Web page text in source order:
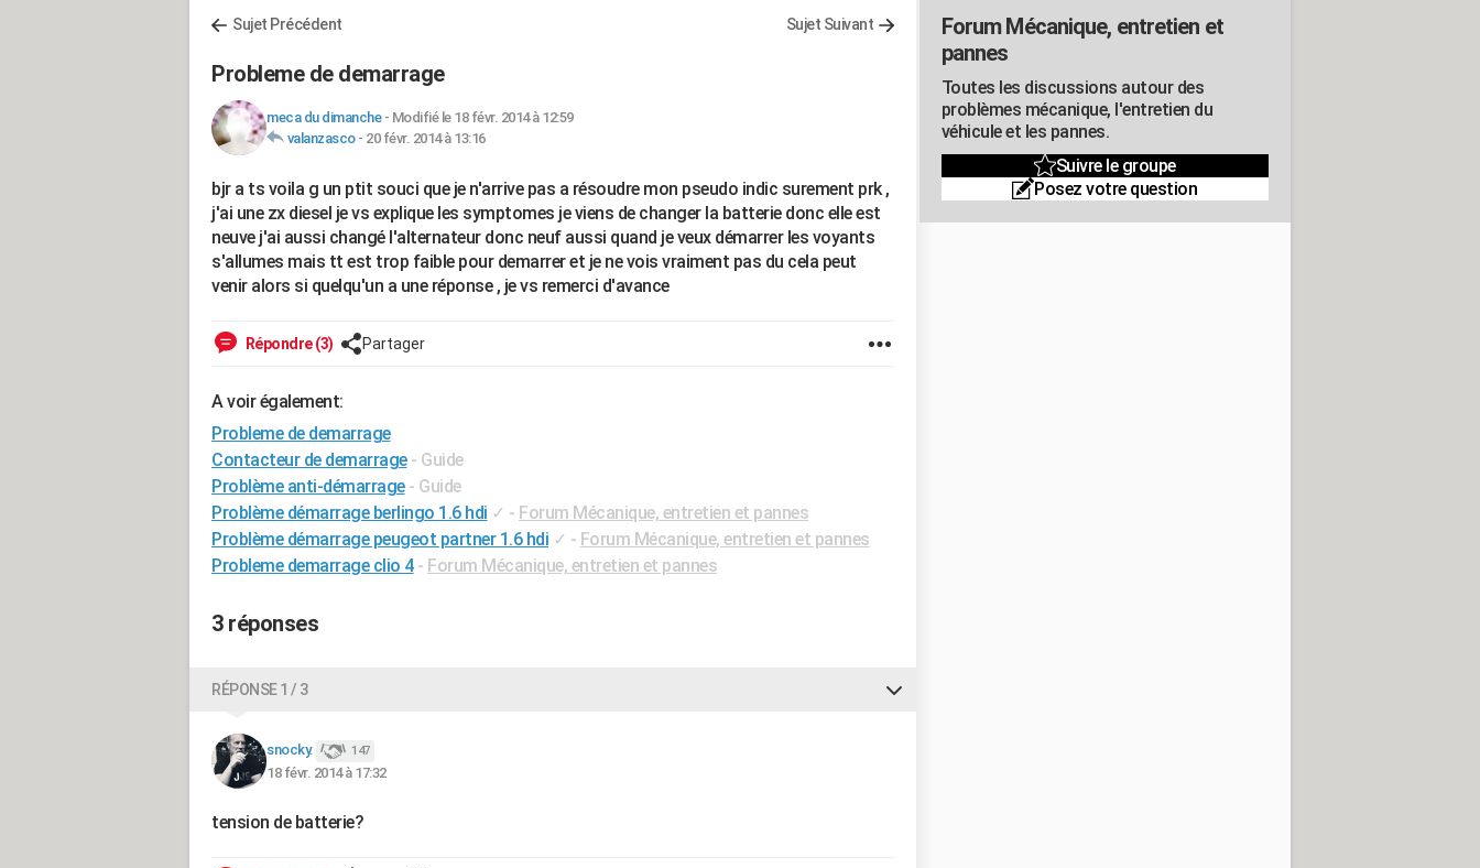
Sujet Précédent Sujet Suivant
Probleme de demarrage
meca du dimanche- Modifié le 18 févr. 2014 à 12:59
valanzasco- 20 févr. 2014 à 13:16
bjr a ts voila g un ptit souci que je n'arrive pas a résoudre mon pseudo indic surement prk ,
j'ai une zx diesel je vs explique les symptomes je viens de changer la batterie donc elle est
neuve j'ai aussi changé l'alternateur donc neuf aussi quand je veux démarrer les voyants
s'allumes mais tt est trop faible pour demarrer et je ne vois vraiment pas du cela peut
venir alors si quelqu'un a une réponse , je vs remerci d'avance
Répondre (3) Partager
A voir également:
Probleme de demarrage
Contacteur de demarrage - Guide
Problème anti-démarrage - Guide
Problème démarrage berlingo 1.6 hdi ✓ - Forum Mécanique, entretien et pannes
Problème démarrage peugeot partner 1.6 hdi ✓ - Forum Mécanique, entretien et pannes
Probleme demarrage clio 4 - Forum Mécanique, entretien et pannes
3 réponses
RÉPONSE 1 / 3
snocky. 147
18 févr. 2014 à 17:32
tension de batterie?
Forum Mécanique, entretien et
pannes
Toutes les discussions autour des
problèmes mécanique, l'entretien du
véhicule et les pannes.
Suivre le groupe
Posez votre question